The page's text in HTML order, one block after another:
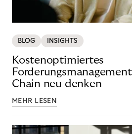
BLOG INSIGHTS
Kostenoptimiertes
Chain neu denken
MEHR LESEN